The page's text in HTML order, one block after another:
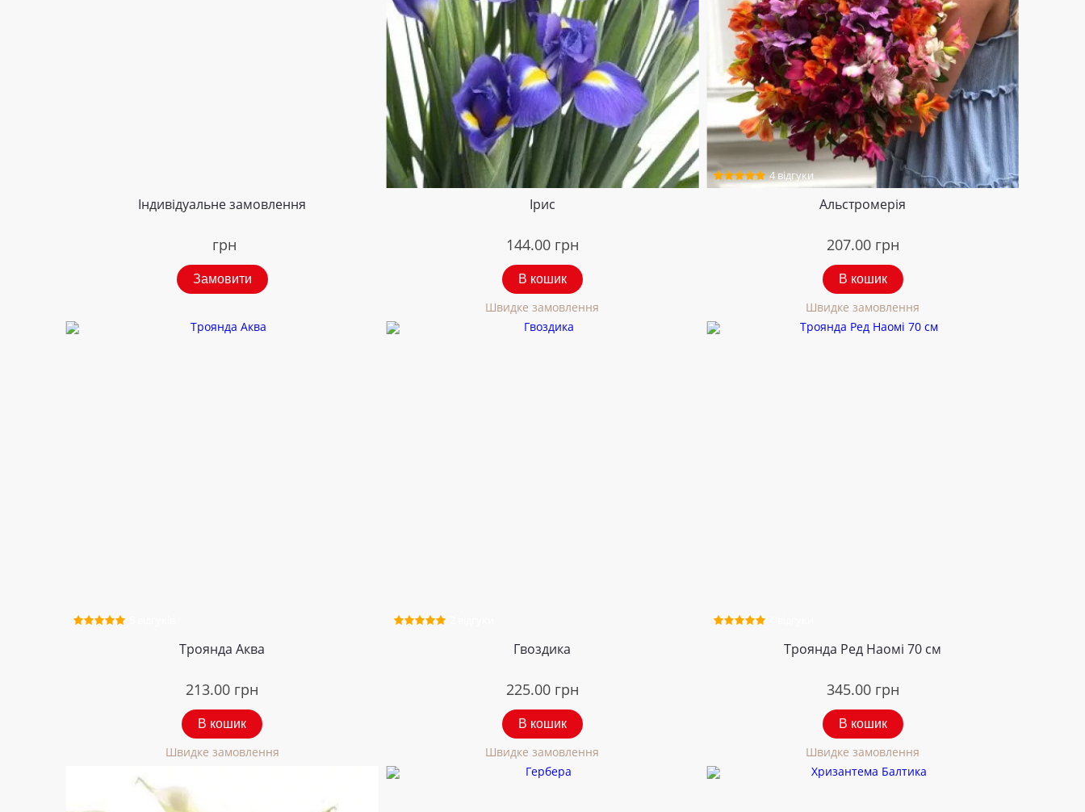
Індивідуальне замовлення
грн
Замовити
Ірис
144.00 грн
В кошик
Швидке замовлення
4 відгуки
Альстромерія
207.00 грн
В кошик
Швидке замовлення
Троянда Аква
213.00 грн
В кошик
Швидке замовлення
Гвоздика
225.00 грн
В кошик
Швидке замовлення
Троянда Ред Наомі 70 см
345.00 грн
В кошик
Швидке замовлення